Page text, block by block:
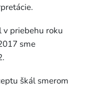
v priebehu roku
sme
škál smerom